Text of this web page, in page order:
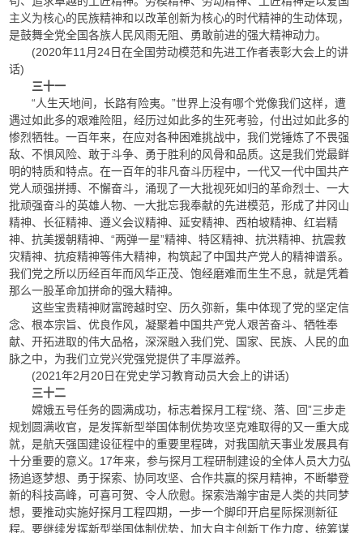
主义为核心的民族精神和以改革创新为核心的时代精神的生动体现，
是鼓舞全党全国各族人民风雨无阻、勇敢前进的强大精神动力。
(2020年11月24日在全国劳动模范和先进工作者表彰大会上的讲
话)
三十一
“人生天地间，长路有险夷。”世界上没有哪个党像我们这样，遭
遇过如此多的艰难险阻，经历过如此多的生死考验，付出过如此多的
惨烈牺牲。一百年来，在应对各种困难挑战中，我们党锤炼了不畏强
敌、不惧风险、敢于斗争、勇于胜利的风骨和品质。这是我们党最鲜
明的特质和特点。在一百年的非凡奋斗历程中，一代又一代中国共产
党人顽强拼搏、不懈奋斗，涌现了一大批视死如归的革命烈士、一大
批顽强奋斗的英雄人物、一大批忘我奉献的先进模范，形成了井冈山
精神、长征精神、遵义会议精神、延安精神、西柏坡精神、红岩精
神、抗美援朝精神、“两弹一星”精神、特区精神、抗洪精神、抗震救
灾精神、抗疫精神等伟大精神，构筑起了中国共产党人的精神谱系。
我们党之所以历经百年而风华正茂、饱经磨难而生生不息，就是凭着
那么一股革命加拼命的强大精神。
这些宝贵精神财富跨越时空、历久弥新，集中体现了党的坚定信
念、根本宗旨、优良作风，凝聚着中国共产党人艰苦奋斗、牺牲奉
献、开拓进取的伟大品格，深深融入我们党、国家、民族、人民的血
脉之中，为我们立党兴党强党提供了丰厚滋养。
(2021年2月20日在党史学习教育动员大会上的讲话)
三十二
嫦娥五号任务的圆满成功，标志着探月工程“绕、落、回”三步走
规划圆满收官，是发挥新型举国体制优势攻坚克难取得的又一重大成
就，是航天强国建设征程中的重要里程碑，对我国航天事业发展具有
十分重要的意义。17年来，参与探月工程研制建设的全体人员大力弘
扬追逐梦想、勇于探索、协同攻坚、合作共赢的探月精神，不断攀登
新的科技高峰，可喜可贺、令人欣慰。探索浩瀚宇宙是人类的共同梦
想，要推动实施好探月工程四期，一步一个脚印开启星际探测新征
程。要继续发挥新型举国体制优势，加大自主创新工作力度，统筹谋